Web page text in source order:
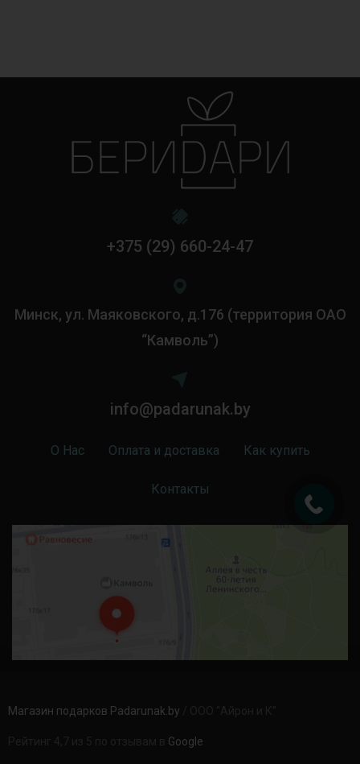
+375 (29) 660-24-47
Минск, ул. Маяковского, д.176 (территория ОАО
“Камволь”)
info@padarunak.by
О Нас Оплата и доставка Как купить
Контакты
Магазин подарков Padarunak.by
Google